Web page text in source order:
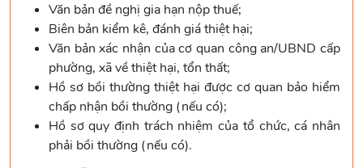
Văn bản đề nghị gia hạn nộp thuế;
Biên bản kiểm kê, đánh giá thiệt hại;
Văn bản xác nhận của cơ quan công an/UBND cấp
phường, xã về thiệt hại, tổn thất;
Hồ sơ bồi thường thiệt hại được cơ quan bảo hiểm
chấp nhận bồi thường (nếu có);
Hồ sơ quy định trách nhiệm của tổ chức, cá nhân
phải bồi thường (nếu có).